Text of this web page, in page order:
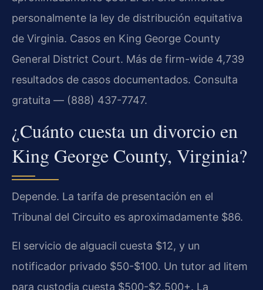
personalmente la ley de distribución equitativa
de Virginia. Casos en King George County
General District Court. Más de firm-wide 4,739
resultados de casos documentados. Consulta
gratuita — (888) 437-7747.
¿Cuánto cuesta un divorcio en
King George County, Virginia?
Depende. La tarifa de presentación en el
Tribunal del Circuito es aproximadamente $86.
El servicio de alguacil cuesta $12, y un
notificador privado $50-$100. Un tutor ad litem
para custodia cuesta $500-$2,500+. La